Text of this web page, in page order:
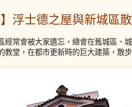
】浮士德之屋與新城區
經常會被大家遺忘，總會在舊城區、
教堂，在都市更新時的巨大建築，散